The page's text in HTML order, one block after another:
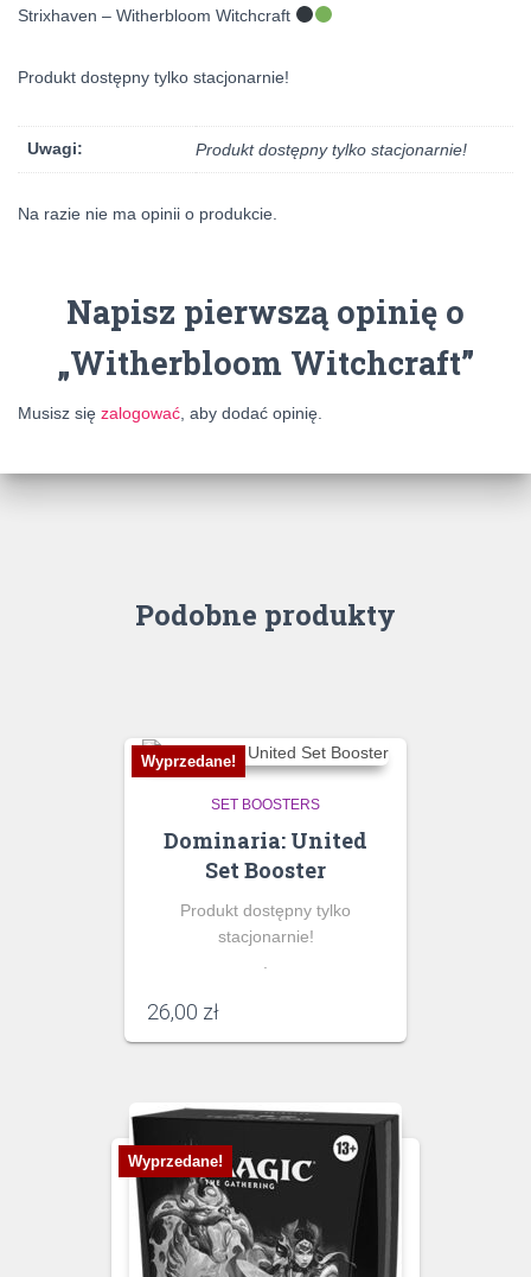
Strixhaven – Witherbloom Witchcraft
Produkt dostępny tylko stacjonarnie!
Uwagi: Produkt dostępny tylko stacjonarnie!
Na razie nie ma opinii o produkcie.
Napisz pierwszą opinię o
„Witherbloom Witchcraft”
Musisz się zalogować , aby dodać opinię.
Podobne produkty
Wyprzedane!
SET BOOSTERS
Dominaria: United
Set Booster
Produkt dostępny tylko
stacjonarnie!
26,00 zł
Wyprzedane!